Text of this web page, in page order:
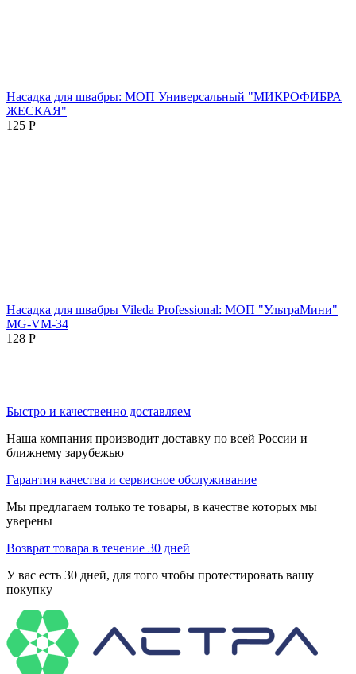
Насадка для швабры: МОП Универсальный "МИКРОФИБРА
ЖЕСКАЯ"
125 Р
Насадка для швабры Vileda Professional: МОП "УльтраМини"
MG-VM-34
128 Р
Быстро и качественно доставляем
Наша компания производит доставку по всей России и
ближнему зарубежью
Гарантия качества и сервисное обслуживание
Мы предлагаем только те товары, в качестве которых мы
уверены
Возврат товара в течение 30 дней
У вас есть 30 дней, для того чтобы протестировать вашу
покупку